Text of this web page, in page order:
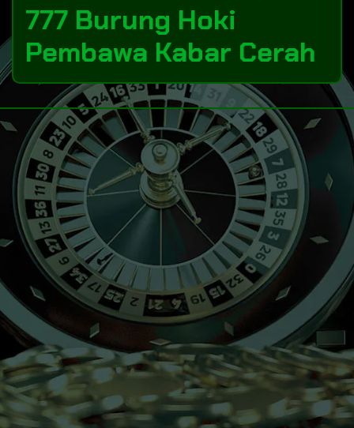
777 Burung Hoki
Pembawa Kabar Cerah